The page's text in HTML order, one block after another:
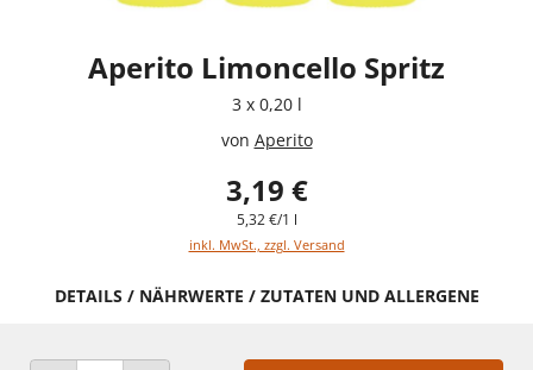
Aperito Limoncello Spritz
3 x 0,20 l
von Aperito
3,19 €
5,32 €/1 l
inkl. MwSt., zzgl. Versand
DETAILS / NÄHRWERTE / ZUTATEN UND ALLERGENE